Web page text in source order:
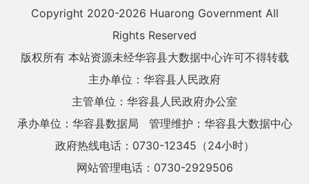
Copyright 2020-2026 Huarong Government All
Rights Reserved
版权所有 本站资源未经华容县大数据中心许可不得转载
主办单位：华容县人民政府
主管单位：华容县人民政府办公室
承办单位：华容县数据局
管理维护：华容县大数据中心
政府热线电话：0730-12345（24小时）
网站管理电话：0730-2929506